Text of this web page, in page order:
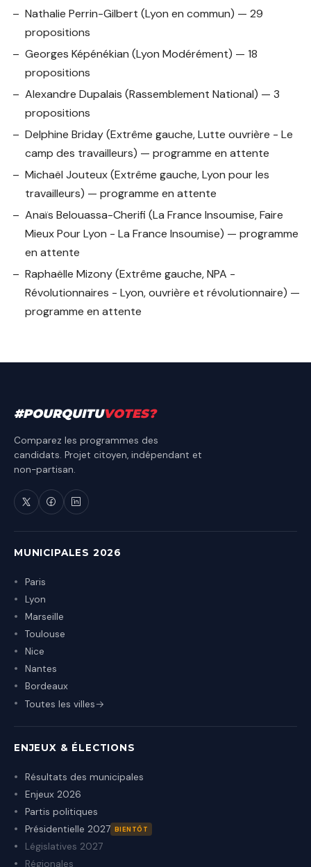
Nathalie Perrin-Gilbert (Lyon en commun) — 29
propositions
Georges Képénékian (Lyon Modérément) — 18
propositions
Alexandre Dupalais (Rassemblement National) — 3
propositions
Delphine Briday(Extrême gauche, Lutte ouvrière - Le
camp des travailleurs) — programme en attente
Michaël Jouteux(Extrême gauche, Lyon pour les
travailleurs) — programme en attente
Anaïs Belouassa-Cherifi (La France Insoumise, Faire
Mieux Pour Lyon - La France Insoumise) — programme
en attente
Raphaëlle Mizony(Extrême gauche, NPA -
Révolutionnaires - Lyon, ouvrière et révolutionnaire) —
programme en attente
#POURQUITUVOTES?
Comparez les programmes des
candidats. Projet citoyen, indépendant et
non-partisan.
MUNICIPALES 2026
Paris
Lyon
Marseille
Toulouse
Nice
Nantes
Bordeaux
Toutes les villes
ENJEUX & ÉLECTIONS
Résultats des municipales
Enjeux 2026
Partis politiques
Présidentielle 2027 BIENTÔT
Législatives 2027
Régionales